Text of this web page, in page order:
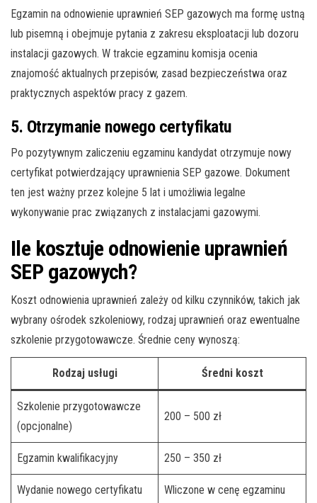
Egzamin na odnowienie uprawnień SEP gazowych ma formę ustną
lub pisemną i obejmuje pytania z zakresu eksploatacji lub dozoru
instalacji gazowych. W trakcie egzaminu komisja ocenia
znajomość aktualnych przepisów, zasad bezpieczeństwa oraz
praktycznych aspektów pracy z gazem.
5. Otrzymanie nowego certyfikatu
Po pozytywnym zaliczeniu egzaminu kandydat otrzymuje nowy
certyfikat potwierdzający uprawnienia SEP gazowe. Dokument
ten jest ważny przez kolejne 5 lat i umożliwia legalne
wykonywanie prac związanych z instalacjami gazowymi.
Ile kosztuje odnowienie uprawnień
SEP gazowych?
Koszt odnowienia uprawnień zależy od kilku czynników, takich jak
wybrany ośrodek szkoleniowy, rodzaj uprawnień oraz ewentualne
szkolenie przygotowawcze. Średnie ceny wynoszą:
Rodzaj usługi Średni koszt
Szkolenie przygotowawcze
(opcjonalne)
200 – 500 zł
Egzamin kwalifikacyjny 250 – 350 zł
Wydanie nowego certyfikatu
Wliczone w cenę egzaminu